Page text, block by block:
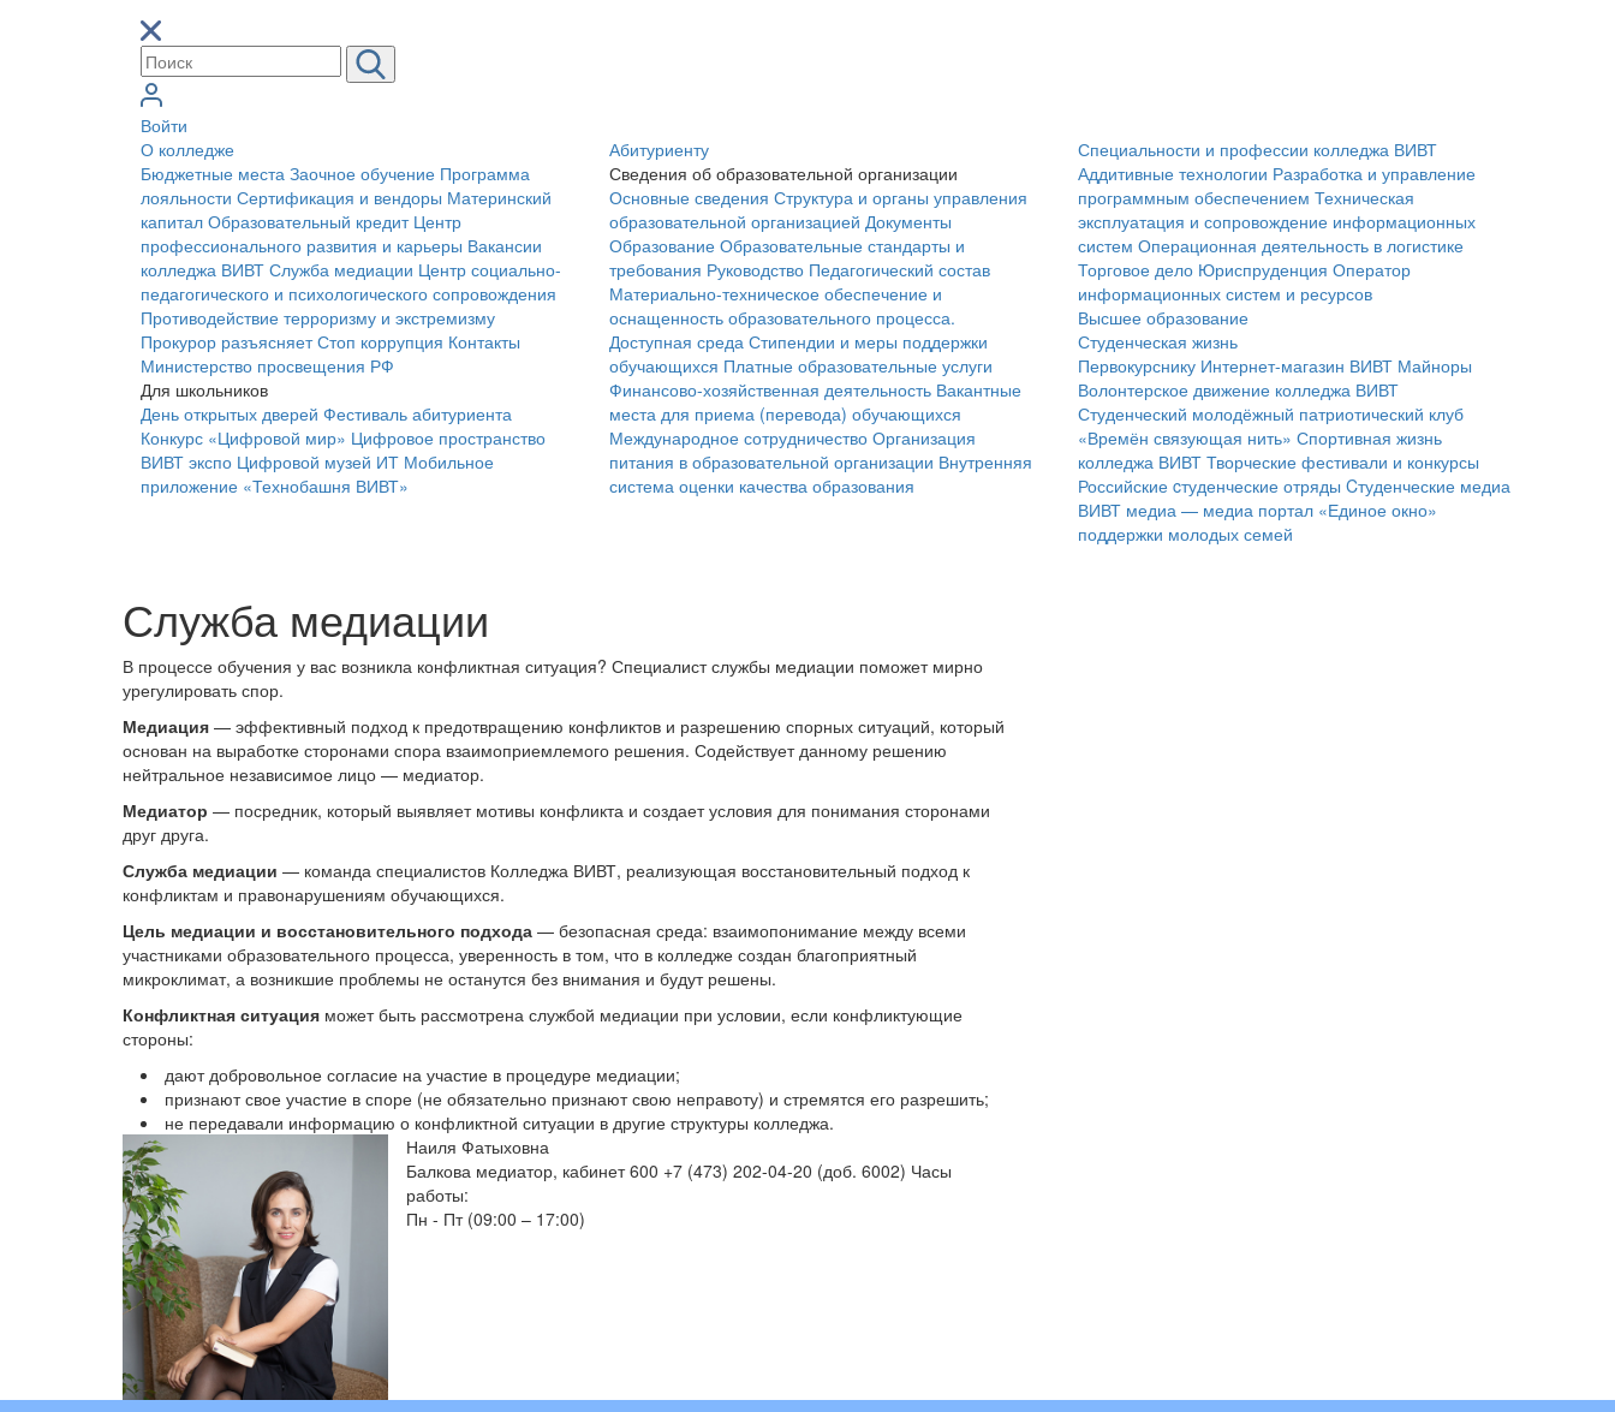
Войти
О колледже
Бюджетные места Заочное обучение Программа
лояльности Сертификация и вендоры Материнский
капитал Образовательный кредит Центр
профессионального развития и карьеры Вакансии
колледжа ВИВТ Служба медиации Центр социально-
педагогического и психологического сопровождения
Противодействие терроризму и экстремизму
Прокурор разъясняетСтоп коррупция Контакты
Министерство просвещения РФ
Для школьников
День открытых дверей Фестиваль абитуриента
Конкурс «Цифровой мир» Цифровое пространство
ВИВТ экспо Цифровой музей ИТ Мобильное
приложение «Технобашня ВИВТ»
Абитуриенту
Сведения об образовательной организации
Основные сведения Структура и органы управления
образовательной организацией Документы
Образование Образовательные стандарты и
требования Руководство Педагогический состав
Материально-техническое обеспечение и
оснащенность образовательного процесса.
Доступная среда Стипендии и меры поддержки
обучающихся Платные образовательные услуги
Финансово-хозяйственная деятельность Вакантные
места для приема (перевода) обучающихся
Международное сотрудничество Организация
питания в образовательной организации Внутренняя
система оценки качества образования
Специальности и профессии колледжа ВИВТ
Аддитивные технологии Разработка и управление
программным обеспечением Техническая
эксплуатация и сопровождение информационных
систем Операционная деятельность в логистике
Торговое дело Юриспруденция Оператор
информационных систем и ресурсов
Высшее образование
Студенческая жизнь
Первокурснику Интернет-магазин ВИВТ Майноры
Волонтерское движение колледжа ВИВТ
Студенческий молодёжный патриотический клуб
«Времён связующая нить» Спортивная жизнь
колледжа ВИВТ Творческие фестивали и конкурсы
Российские cтуденческие отряды Cтуденческие медиа
ВИВТ медиа — медиа портал «Единое окно»
поддержки молодых семей
Служба медиации
В процессе обучения у вас возникла конфликтная ситуация? Специалист службы медиации поможет мирно
урегулировать спор.
Медиация — эффективный подход к предотвращению конфликтов и разрешению спорных ситуаций, который
основан на выработке сторонами спора взаимоприемлемого решения. Содействует данному решению
нейтральное независимое лицо — медиатор.
Медиатор — посредник, который выявляет мотивы конфликта и создает условия для понимания сторонами
друг друга.
Служба медиации — команда специалистов Колледжа ВИВТ, реализующая восстановительный подход к
конфликтам и правонарушениям обучающихся.
Цель медиации и восстановительного подхода — безопасная среда: взаимопонимание между всеми
участниками образовательного процесса, уверенность в том, что в колледже создан благоприятный
микроклимат, а возникшие проблемы не останутся без внимания и будут решены.
Конфликтная ситуация может быть рассмотрена службой медиации при условии, если конфликтующие
стороны:
дают добровольное согласие на участие в процедуре медиации;
признают свое участие в споре (не обязательно признают свою неправоту) и стремятся его разрешить;
не передавали информацию о конфликтной ситуации в другие структуры колледжа.
Наиля Фатыховна
Балкова медиатор, кабинет 600 +7 (473) 202-04-20 (доб. 6002) Часы
работы:
Пн - Пт (09:00 – 17:00)